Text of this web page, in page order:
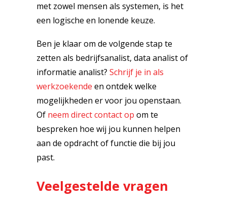
met zowel mensen als systemen, is het
een logische en lonende keuze.
Ben je klaar om de volgende stap te
zetten als bedrijfsanalist, data analist of
informatie analist? Schrijf je in als
werkzoekende en ontdek welke
mogelijkheden er voor jou openstaan.
Of neem direct contact op om te
bespreken hoe wij jou kunnen helpen
aan de opdracht of functie die bij jou
past.
Veelgestelde vragen